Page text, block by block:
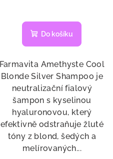
Do košíku
Farmavita Amethyste Cool
Blonde Silver Shampoo je
neutralizační fialový
šampon s kyselinou
hyaluronovou, který
efektivně odstraňuje žluté
tóny z blond, šedých a
melírovaných...